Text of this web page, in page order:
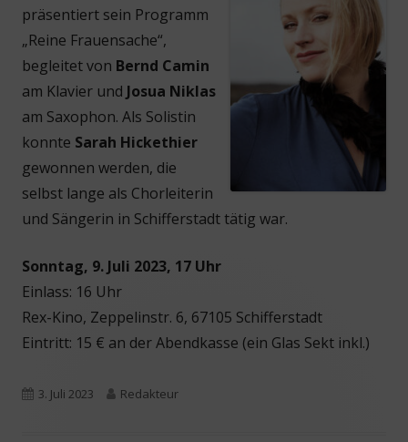
präsentiert sein Programm
„Reine Frauensache“,
begleitet von Bernd Camin
am Klavier und Josua Niklas
am Saxophon. Als Solistin
konnte Sarah Hickethier
gewonnen werden, die
selbst lange als Chorleiterin
und Sängerin in Schifferstadt tätig war.
Sonntag, 9. Juli 2023, 17 Uhr
Einlass: 16 Uhr
Rex-Kino, Zeppelinstr. 6, 67105 Schifferstadt
Eintritt: 15 € an der Abendkasse (ein Glas Sekt inkl.)
Veröffentlicht
3. Juli 2023 Autor
Redakteur